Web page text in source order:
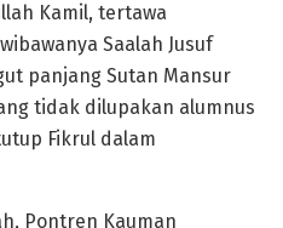
Kamil, tertawa
Saalah Jusuf
panjang Sutan Mansur
tidak dilupakan alumnus
Fikrul dalam
Pontren Kauman